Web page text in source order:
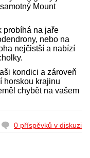
Mount
probíhá na jaře
nebo na
nejčistší a nabízí
kondici a zároveň
horskou krajinu
chybět na vašem
0 příspěvků v diskuzi